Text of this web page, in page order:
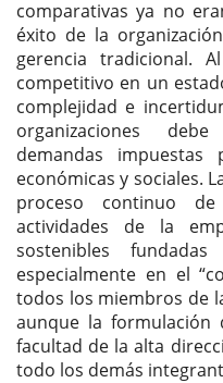
comparativas ya no
éxito de la
gerencia tradicional.
competitivo en un
complejidad e
organizaciones
demandas
económicas y sociales.
proceso continuo
actividades de la
sostenibles
especialmente en el
todos los miembros de
aunque la formulación
facultad de la alta
todo los demás